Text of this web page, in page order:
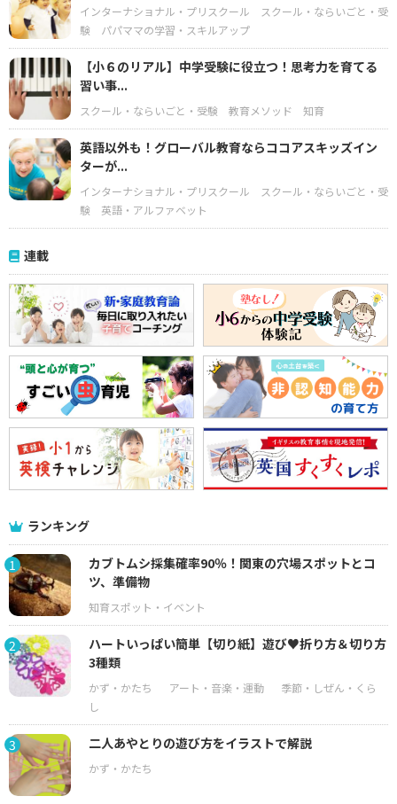
インターナショナル・プリスクール
スクール・ならいごと・受
験
パパママの学習・スキルアップ
【小６のリアル】中学受験に役立つ！思考力を育てる
習い事...
スクール・ならいごと・受験 教育メソッド 知育
英語以外も！グローバル教育ならココアスキッズイン
ターが...
インターナショナル・プリスクール
スクール・ならいごと・受
験
英語・アルファベット
連載
ランキング
1
カブトムシ採集確率90％！関東の穴場スポットとコ
ツ、準備物
2
ハートいっぱい簡単【切り紙】遊び♥折り方＆切り方
3種類
3 二人あやとりの遊び方をイラストで解説